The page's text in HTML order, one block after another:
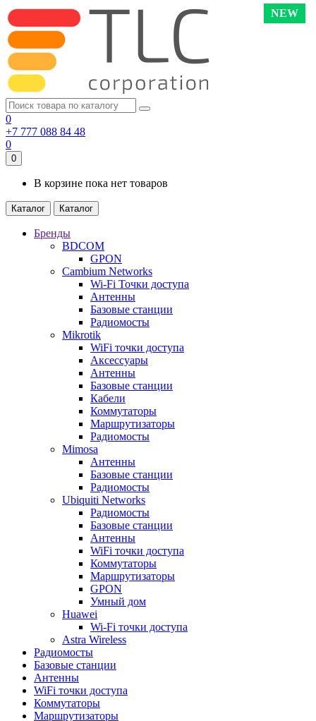
0
+7 777 088 84 48
0
0
В корзине пока нет товаров
Каталог Каталог
Бренды
BDCOM
GPON
Cambium Networks
Wi-Fi Точки доступа
Антенны
Базовые станции
Радиомосты
Mikrotik
WiFi точки доступа
Аксессуары
Антенны
Базовые станции
Кабели
Коммутаторы
Маршрутизаторы
Радиомосты
Mimosa
Антенны
Базовые станции
Радиомосты
Ubiquiti Networks
Радиомосты
Базовые станции
Антенны
WiFi точки доступа
Коммутаторы
Маршрутизаторы
GPON
Умный дом
Huawei
Wi-Fi точки доступа
Astra Wireless
Радиомосты
Базовые станции
Антенны
WiFi точки доступа
Коммутаторы
Маршрутизаторы
NEW